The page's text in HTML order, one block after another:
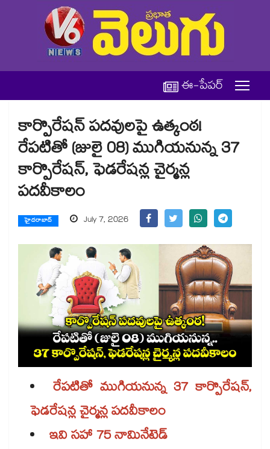
ఈ-పేపర్
కార్పొరేషన్ పదవులపై ఉత్కంఠ!
రేపటితో (జులై 08) ముగియనున్న 37
కార్పొరేషన్, ఫెడరేషన్ల చైర్మన్ల
పదవీకాలం
హైదరాబాద్ July 7, 2026
రేపటితో ముగియనున్న 37 కార్పొరేషన్,
ఫెడరేషన్ల చైర్మన్ల పదవీకాలం
ఇవి సహా 75 నామినేటెడ్